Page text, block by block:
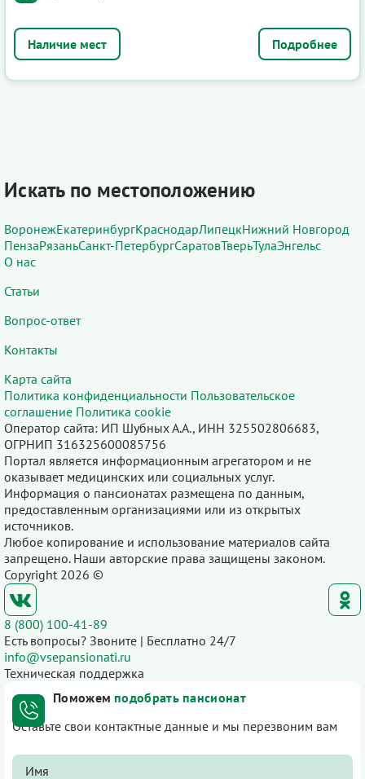
Подробнее
Искать по местоположению
ВоронежЕкатеринбургКраснодарЛипецкНижний Новгород
ПензаРязаньСанкт-ПетербургСаратовТверьТулаЭнгельс
О нас
Статьи
Вопрос-ответ
Контакты
Карта сайта
Политика конфиденциальности Пользовательское
соглашение Политика cookie
Оператор сайта: ИП Шубных А.А., ИНН 325502806683,
ОГРНИП 316325600085756
Портал является информационным агрегатором и не
оказывает медицинских или социальных услуг.
Информация о пансионатах размещена по данным,
предоставленным организациями или из открытых
источников.
Любое копирование и использование материалов сайта
запрещено. Наши авторские права защищены законом.
Copyright 2026 ©
8 (800) 100-41-89
Есть вопросы? Звоните | Бесплатно 24/7
info@vsepansionati.ru
Техническая поддержка
Поможем подобрать пансионат
Оставьте свои контактные данные и мы перезвоним вам